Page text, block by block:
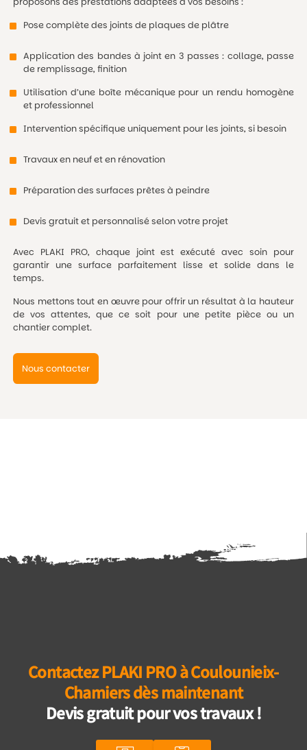
Pose complète des joints de plaques de plâtre
Application des bandes à joint en 3 passes : collage, passe
de remplissage, finition
Utilisation d’une boîte mécanique pour un rendu homogène
et professionnel
Intervention spécifique uniquement pour les joints, si besoin
Travaux en neuf et en rénovation
Préparation des surfaces prêtes à peindre
Devis gratuit et personnalisé selon votre projet
Avec PLAKI PRO, chaque joint est exécuté avec soin pour
garantir une surface parfaitement lisse et solide dans le
temps.
Nous mettons tout en œuvre pour offrir un résultat à la hauteur
de vos attentes, que ce soit pour une petite pièce ou un
chantier complet.
Nous contacter
Contactez PLAKI PRO à Coulounieix-
Chamiers dès maintenant
Devis gratuit pour vos travaux !